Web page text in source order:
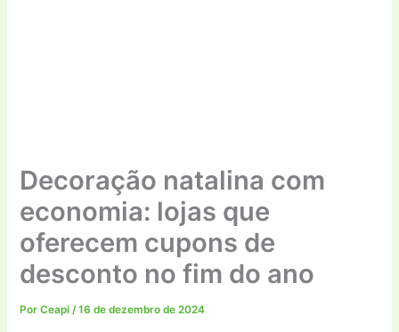
Decoração natalina com
economia: lojas que
oferecem cupons de
desconto no fim do ano
PorCeapi/16 de dezembro de 2024